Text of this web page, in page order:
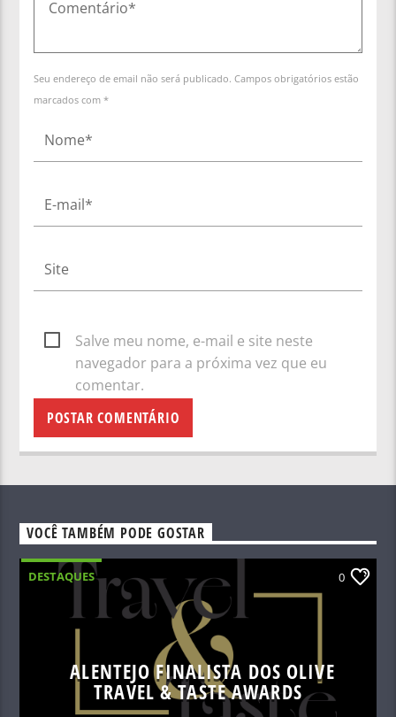
Seu endereço de email não será publicado. Campos obrigatórios estão
marcados com *
Salve meu nome, e-mail e site neste
navegador para a próxima vez que eu
comentar.
VOCÊ TAMBÉM PODE GOSTAR
DESTAQUES 0
ALENTEJO FINALISTA DOS OLIVE
TRAVEL & TASTE AWARDS